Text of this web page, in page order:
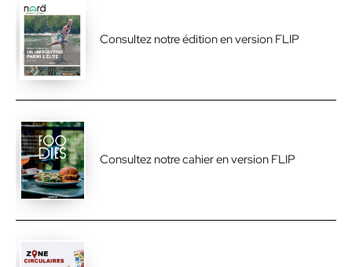
Consultez notre édition en version FLIP
Consultez notre cahier en version FLIP